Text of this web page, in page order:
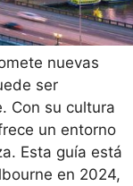
nuevas
ser
Con su cultura
un entorno
Esta guía está
en 2024,